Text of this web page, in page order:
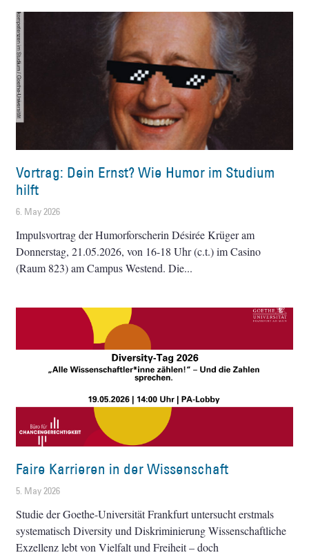
Vortrag: Dein Ernst? Wie Humor im Studium
hilft
6. May 2026
Impulsvortrag der Humorforscherin Désirée Krüger am
Donnerstag, 21.05.2026, von 16-18 Uhr (c.t.) im Casino
(Raum 823) am Campus Westend. Die
Faire Karrieren in der Wissenschaft
5. May 2026
Studie der Goethe-Universität Frankfurt untersucht erstmals
systematisch Diversity und Diskriminierung Wissenschaftliche
Exzellenz lebt von Vielfalt und Freiheit – doch